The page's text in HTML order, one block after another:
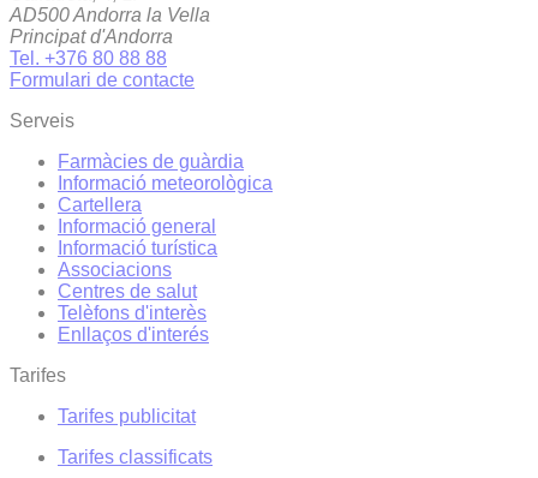
AD500 Andorra la Vella
Principat d'Andorra
Tel. +376 80 88 88
Formulari de contacte
Serveis
Farmàcies de guàrdia
Informació meteorològica
Cartellera
Informació general
Informació turística
Associacions
Centres de salut
Telèfons d'interès
Enllaços d'interés
Tarifes
Tarifes publicitat
Tarifes classificats